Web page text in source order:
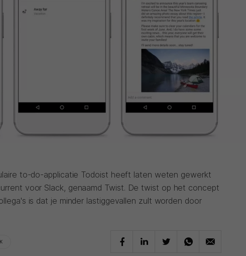
to-do-applicatie Todoist heeft laten weten gewerkt
voor Slack, genaamd Twist. De twist op het concept
is dat je minder lastiggevallen zult worden door